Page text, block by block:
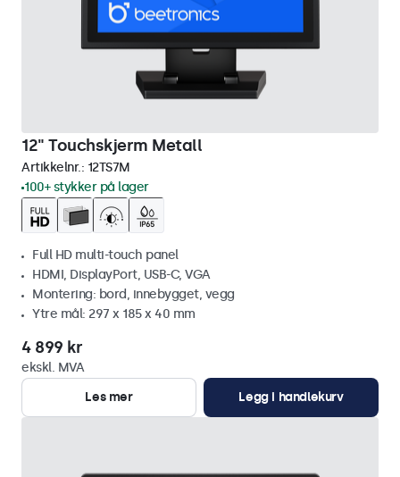
12" Touchskjerm Metall
Artikkelnr.: 12TS7M
100+ stykker på lager
Full HD multi-touch panel
HDMI, DisplayPort, USB-C, VGA
Montering: bord, innebygget, vegg
Ytre mål: 297 x 185 x 40 mm
4 899 kr
ekskl. MVA
Les mer
Legg i handlekurv